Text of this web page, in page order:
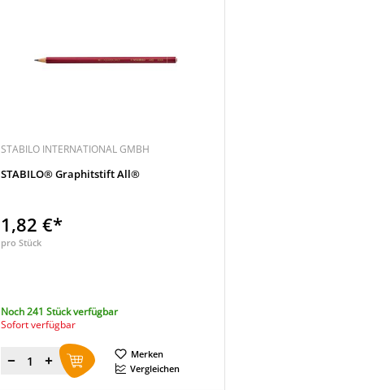
STABILO INTERNATIONAL GMBH
STABILO® Graphitstift All®
1,82 €*
pro Stück
Noch 241 Stück verfügbar
Sofort verfügbar
Menge
Merken
Vergleichen